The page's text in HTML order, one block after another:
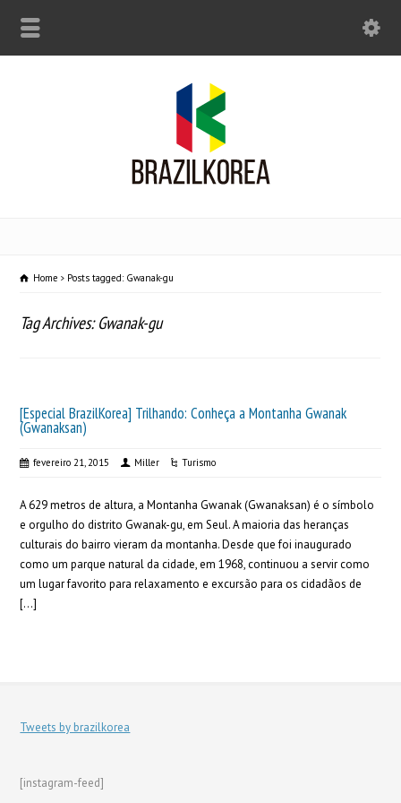
Home Posts tagged: Gwanak-gu
Tag Archives: Gwanak-gu
[Especial BrazilKorea] Trilhando: Conheça a Montanha Gwanak
(Gwanaksan)
fevereiro 21, 2015 Miller Turismo
A 629 metros de altura, a Montanha Gwanak (Gwanaksan) é o símbolo
e orgulho do distrito Gwanak-gu, em Seul. A maioria das heranças
culturais do bairro vieram da montanha. Desde que foi inaugurado
como um parque natural da cidade, em 1968, continuou a servir como
um lugar favorito para relaxamento e excursão para os cidadãos de
[…]
Tweets by brazilkorea
[instagram-feed]